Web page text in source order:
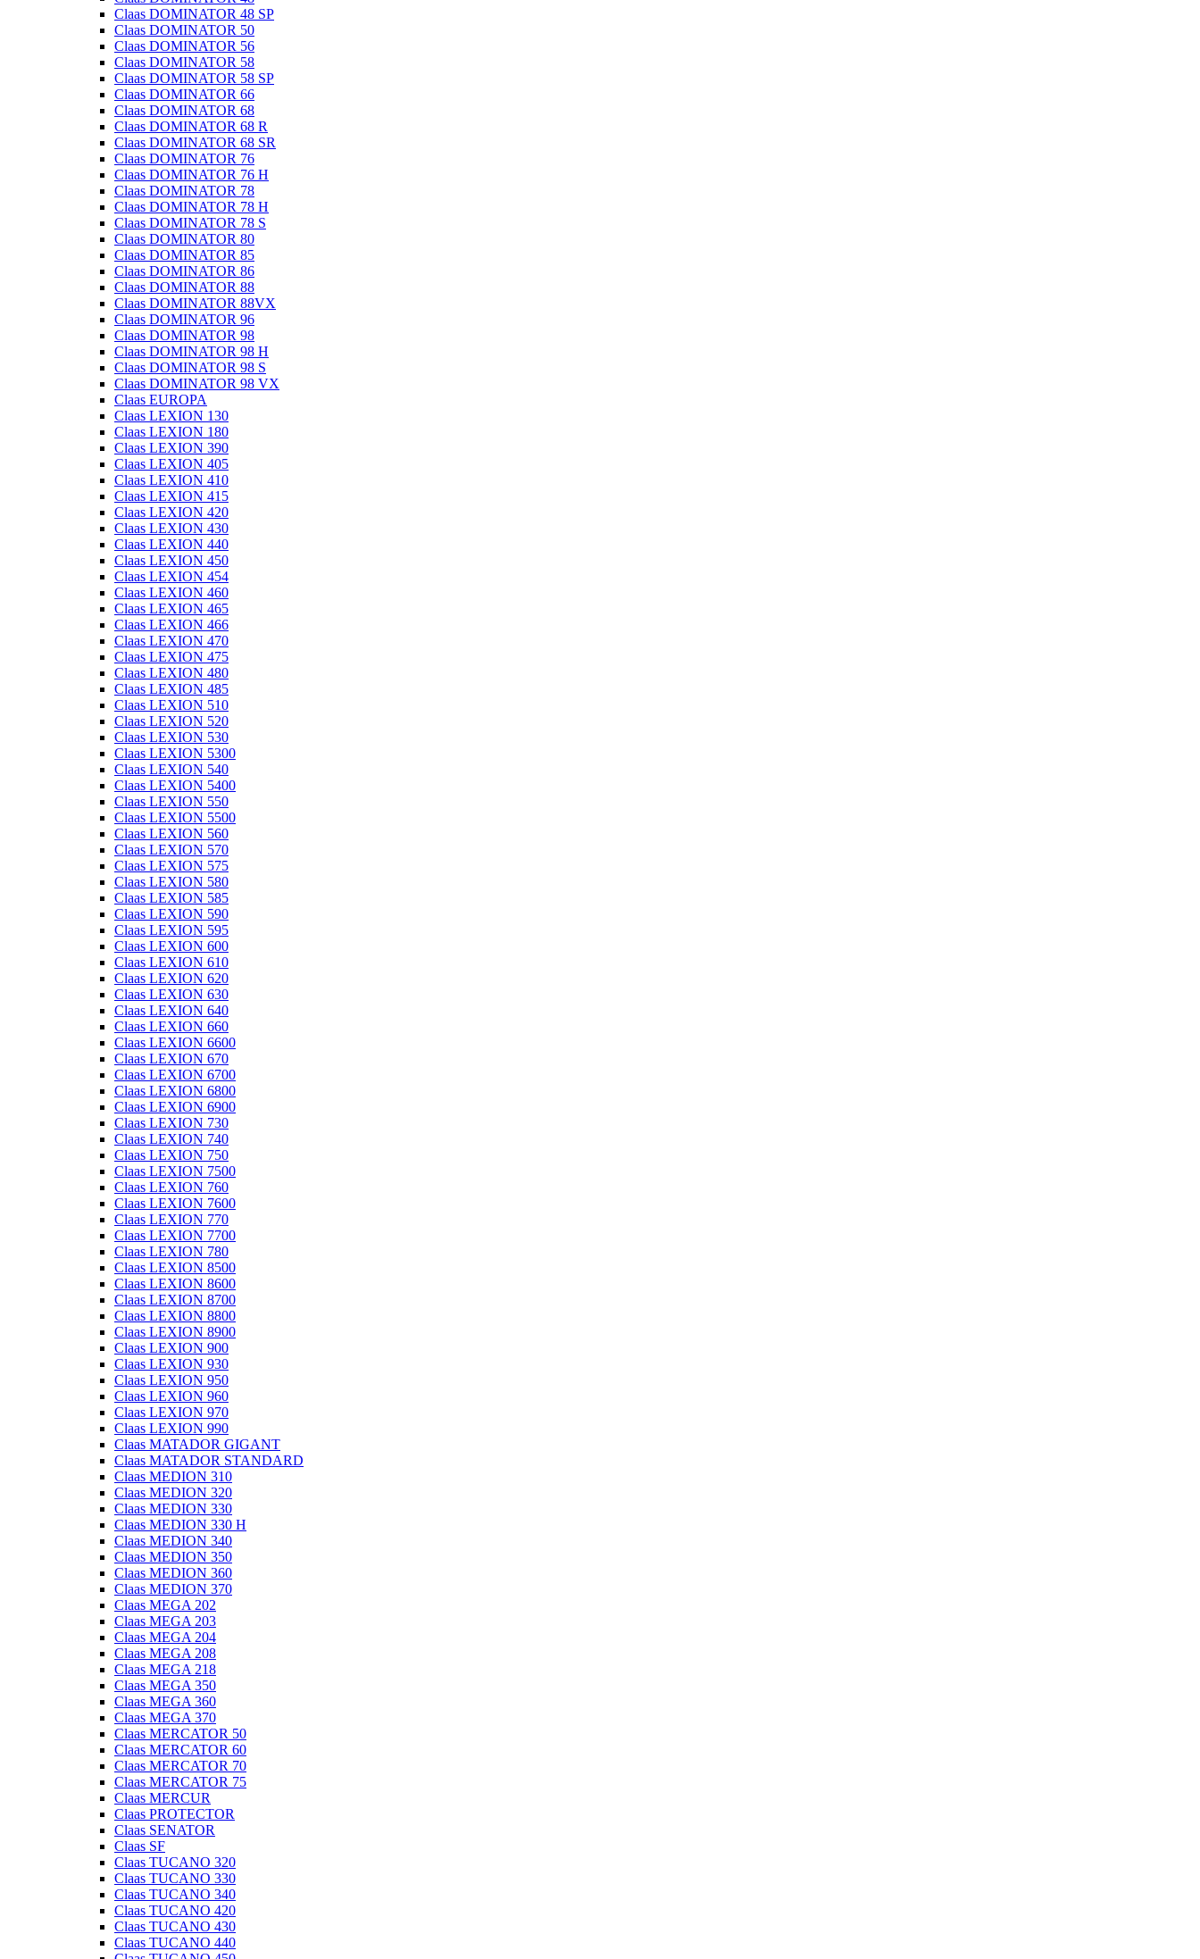
Claas DOMINATOR 48 SP
Claas DOMINATOR 50
Claas DOMINATOR 56
Claas DOMINATOR 58
Claas DOMINATOR 58 SP
Claas DOMINATOR 66
Claas DOMINATOR 68
Claas DOMINATOR 68 R
Claas DOMINATOR 68 SR
Claas DOMINATOR 76
Claas DOMINATOR 76 H
Claas DOMINATOR 78
Claas DOMINATOR 78 H
Claas DOMINATOR 78 S
Claas DOMINATOR 80
Claas DOMINATOR 85
Claas DOMINATOR 86
Claas DOMINATOR 88
Claas DOMINATOR 88VX
Claas DOMINATOR 96
Claas DOMINATOR 98
Claas DOMINATOR 98 H
Claas DOMINATOR 98 S
Claas DOMINATOR 98 VX
Claas EUROPA
Claas LEXION 130
Claas LEXION 180
Claas LEXION 390
Claas LEXION 405
Claas LEXION 410
Claas LEXION 415
Claas LEXION 420
Claas LEXION 430
Claas LEXION 440
Claas LEXION 450
Claas LEXION 454
Claas LEXION 460
Claas LEXION 465
Claas LEXION 466
Claas LEXION 470
Claas LEXION 475
Claas LEXION 480
Claas LEXION 485
Claas LEXION 510
Claas LEXION 520
Claas LEXION 530
Claas LEXION 5300
Claas LEXION 540
Claas LEXION 5400
Claas LEXION 550
Claas LEXION 5500
Claas LEXION 560
Claas LEXION 570
Claas LEXION 575
Claas LEXION 580
Claas LEXION 585
Claas LEXION 590
Claas LEXION 595
Claas LEXION 600
Claas LEXION 610
Claas LEXION 620
Claas LEXION 630
Claas LEXION 640
Claas LEXION 660
Claas LEXION 6600
Claas LEXION 670
Claas LEXION 6700
Claas LEXION 6800
Claas LEXION 6900
Claas LEXION 730
Claas LEXION 740
Claas LEXION 750
Claas LEXION 7500
Claas LEXION 760
Claas LEXION 7600
Claas LEXION 770
Claas LEXION 7700
Claas LEXION 780
Claas LEXION 8500
Claas LEXION 8600
Claas LEXION 8700
Claas LEXION 8800
Claas LEXION 8900
Claas LEXION 900
Claas LEXION 930
Claas LEXION 950
Claas LEXION 960
Claas LEXION 970
Claas LEXION 990
Claas MATADOR GIGANT
Claas MATADOR STANDARD
Claas MEDION 310
Claas MEDION 320
Claas MEDION 330
Claas MEDION 330 H
Claas MEDION 340
Claas MEDION 350
Claas MEDION 360
Claas MEDION 370
Claas MEGA 202
Claas MEGA 203
Claas MEGA 204
Claas MEGA 208
Claas MEGA 218
Claas MEGA 350
Claas MEGA 360
Claas MEGA 370
Claas MERCATOR 50
Claas MERCATOR 60
Claas MERCATOR 70
Claas MERCATOR 75
Claas MERCUR
Claas PROTECTOR
Claas SENATOR
Claas SF
Claas TUCANO 320
Claas TUCANO 330
Claas TUCANO 340
Claas TUCANO 420
Claas TUCANO 430
Claas TUCANO 440